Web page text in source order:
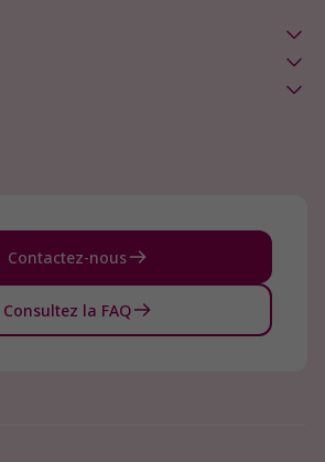
Contactez-nous
Consultez la FAQ